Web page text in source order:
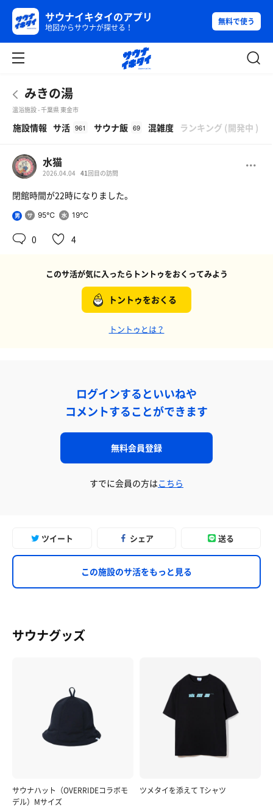
サウナイキタイのアプリ
地図からサウナが探せる！
無料で使う
みきの湯
温浴施設 - 千葉県 東金市
施設情報 サ活 961 サウナ飯 69 混雑度 ランキング (開発中 )
水猫
2026.04.04 41 回目の訪問
閉館時間が22時になりました。
男 95℃ 19℃
0 4
このサ活が気に入ったらトントゥをおくってみよう
トントゥをおくる
トントゥとは？
ログインするといいねや
コメントすることができます
無料会員登録
すでに会員の方はこちら
ツイート シェア 送る
この施設のサ活をもっと見る
サウナグッズ
サウナハット（OVERRIDEコラボモ
デル）Mサイズ
ツメタイを添えて Tシャツ